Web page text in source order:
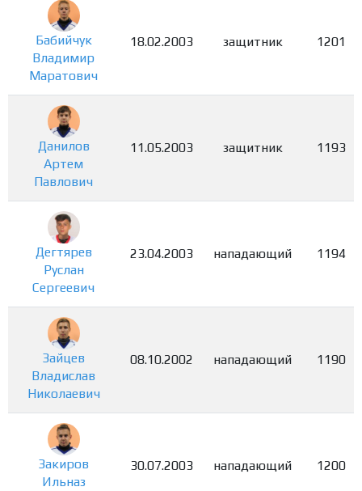
Бабийчук
Владимир
Маратович
18.02.2003 защитник 1201
Данилов
Артем
Павлович
11.05.2003 защитник 1193
Дегтярев
Руслан
Сергеевич
23.04.2003 нападающий 1194
Зайцев
Владислав
Николаевич
08.10.2002 нападающий 1190
Закиров
Ильназ
30.07.2003 нападающий 1200